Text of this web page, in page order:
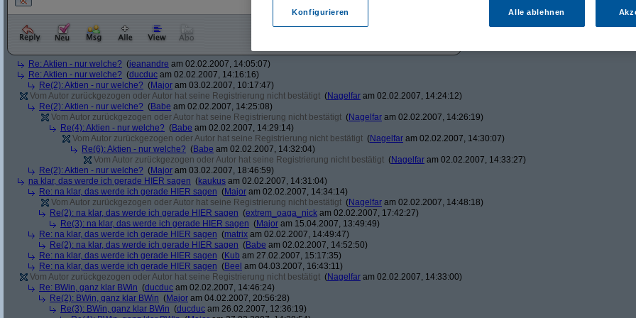
Re: Aktien - nur welche? (jeanandre am 02.02.2007, 14:05:07)
Re: Aktien - nur welche? (ducduc am 02.02.2007, 14:16:16)
Re(2): Aktien - nur welche? (Major am 03.02.2007, 10:17:47)
Vom Autor zurückgezogen oder Autor hat seine Registrierung nicht bestätigt (Nagelfar am 02.02.2007, 14:24:12)
Re(2): Aktien - nur welche? (Babe am 02.02.2007, 14:25:08)
Vom Autor zurückgezogen oder Autor hat seine Registrierung nicht bestätigt (Nagelfar am 02.02.2007, 14:26:19)
Re(4): Aktien - nur welche? (Babe am 02.02.2007, 14:29:14)
Vom Autor zurückgezogen oder Autor hat seine Registrierung nicht bestätigt (Nagelfar am 02.02.2007, 14:30:07)
Re(6): Aktien - nur welche? (Babe am 02.02.2007, 14:32:04)
Vom Autor zurückgezogen oder Autor hat seine Registrierung nicht bestätigt (Nagelfar am 02.02.2007, 14:33:27)
Re(2): Aktien - nur welche? (Major am 03.02.2007, 18:46:59)
na klar, das werde ich gerade HIER sagen (kaukus am 02.02.2007, 14:31:04)
Re: na klar, das werde ich gerade HIER sagen (Major am 02.02.2007, 14:34:14)
Vom Autor zurückgezogen oder Autor hat seine Registrierung nicht bestätigt (Nagelfar am 02.02.2007, 14:48:18)
Re(2): na klar, das werde ich gerade HIER sagen (extrem_oaga_nick am 02.02.2007, 17:42:27)
Re(3): na klar, das werde ich gerade HIER sagen (Major am 15.04.2007, 13:49:49)
Re: na klar, das werde ich gerade HIER sagen (matrix am 02.02.2007, 14:49:47)
Re(2): na klar, das werde ich gerade HIER sagen (Babe am 02.02.2007, 14:52:50)
Re: na klar, das werde ich gerade HIER sagen (Kub am 27.02.2007, 15:17:35)
Re: na klar, das werde ich gerade HIER sagen (Beel am 04.03.2007, 16:43:11)
Vom Autor zurückgezogen oder Autor hat seine Registrierung nicht bestätigt (Nagelfar am 02.02.2007, 14:33:00)
Re: BWin, ganz klar BWin (ducduc am 02.02.2007, 14:46:24)
Re(2): BWin, ganz klar BWin (Major am 04.02.2007, 20:56:28)
Re(3): BWin, ganz klar BWin (ducduc am 26.02.2007, 12:36:19)
Konfigurieren Alle ablehnen